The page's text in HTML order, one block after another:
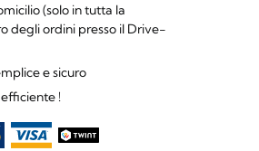
(solo in tutta la
degli ordini presso il Drive-
e sicuro
!